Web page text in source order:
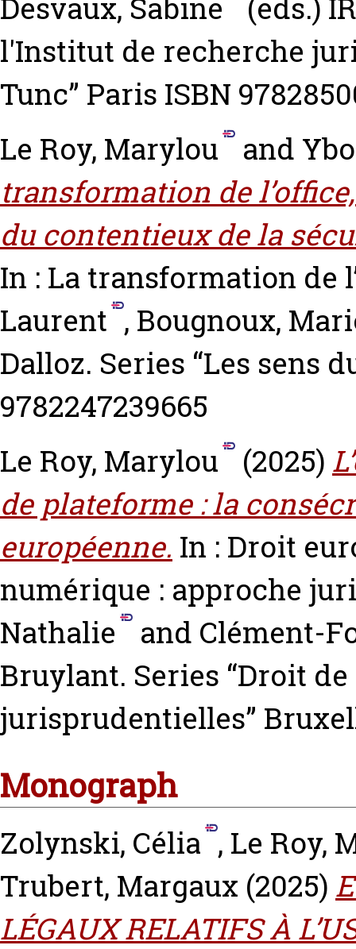
Desvaux, Sabine
(eds.)
l'Institut de recherche
Tunc” Paris ISBN
Le Roy, Marylou
and
transformation de
du contentieux de la
In : La transformation de
Laurent , Bougnoux,
Dalloz. Series “Les sens
9782247239665
Le Roy, Marylou
(2025)
de plateforme : la
européenne. In : Droit
numérique : approche
Nathalie
and Clément-
Bruylant. Series “Droit
jurisprudentielles”
Monograph
Zolynski, Célia , Le Roy,
Trubert, Margaux (2025)
LÉGAUX RELATIFS À